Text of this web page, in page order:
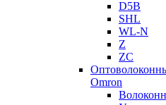
D5B
SHL
WL-N
Z
ZC
Omron